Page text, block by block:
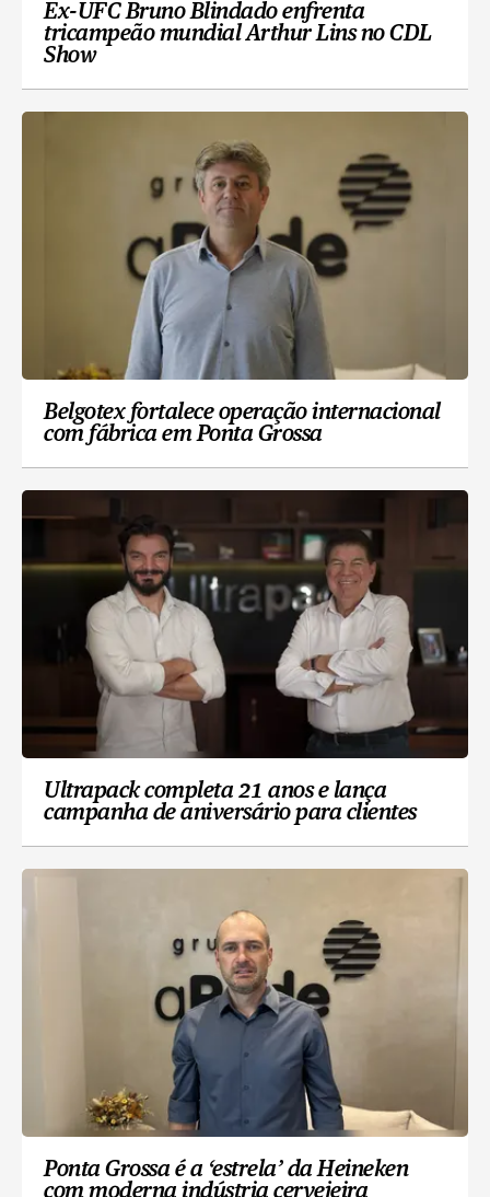
Ex-UFC Bruno Blindado enfrenta
tricampeão mundial Arthur Lins no CDL
Show
Belgotex fortalece operação internacional
com fábrica em Ponta Grossa
Ultrapack completa 21 anos e lança
campanha de aniversário para clientes
Ponta Grossa é a ‘estrela’ da Heineken
com moderna indústria cervejeira